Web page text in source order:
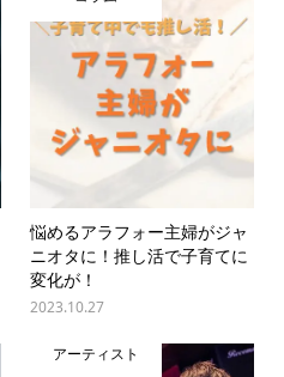
悩めるアラフォー主婦がジャ
ニオタに！推し活で子育てに
変化が！
2023.10.27
アーティスト